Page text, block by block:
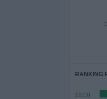
RANKING
18:00